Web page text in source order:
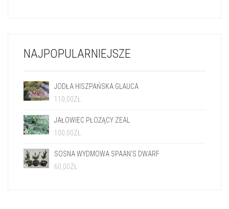
NAJPOPULARNIEJSZE
JODŁA HISZPAŃSKA GLAUCA
110,00ZŁ
JAŁOWIEC PŁOŻĄCY ZEAL
100,00ZŁ
SOSNA WYDMOWA SPAAN'S DWARF
60,00ZŁ